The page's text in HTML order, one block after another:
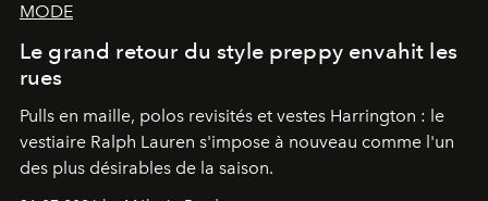
MODE
Le grand retour du style preppy envahit les
rues
Pulls en maille, polos revisités et vestes Harrington : le
vestiaire Ralph Lauren s'impose à nouveau comme l'un
des plus désirables de la saison.